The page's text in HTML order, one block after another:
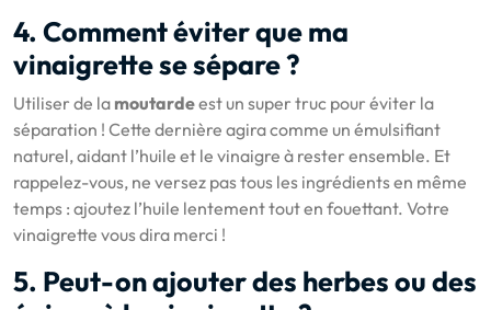
4. Comment éviter que ma
vinaigrette se sépare ?
Utiliser de la moutardeest un super truc pour éviter la
séparation ! Cette dernière agira comme un émulsifiant
naturel, aidant l’huile et le vinaigre à rester ensemble. Et
rappelez-vous, ne versez pas tous les ingrédients en même
temps : ajoutez l’huile lentement tout en fouettant. Votre
vinaigrette vous dira merci !
5. Peut-on ajouter des herbes ou des